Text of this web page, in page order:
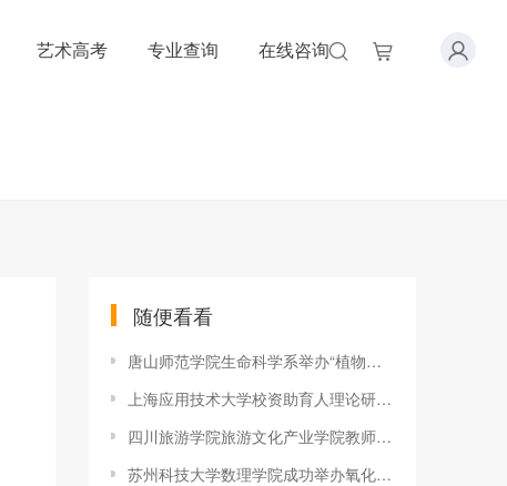
艺术高考 专业查询 在线咨询
随便看看
唐山师范学院生命科学系举办“植物知识竞赛”活动
上海应用技术大学校资助育人理论研究和教育实践项目结题答辩会举
四川旅游学院旅游文化产业学院教师参加“旅行定制师”专题培训
苏州科技大学数理学院成功举办氧化物薄膜材料与光学信息学术研讨